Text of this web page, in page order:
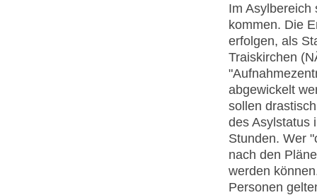
Im Asylbereich
kommen. Die
erfolgen, als
Traiskirchen
abgewickelt
sollen
des Asylstatus
Stunden. Wer
nach den
werden
Personen